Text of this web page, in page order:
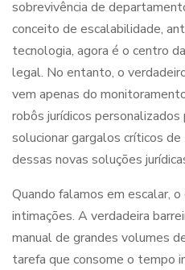
sobrevivência de
conceito de escalabilidade,
tecnologia, agora é o centro
legal. No entanto, o
vem apenas do
robôs jurídicos personalizados
solucionar gargalos críticos de
dessas novas soluções
Quando falamos em escalar,
intimações. A verdadeira
manual de grandes volumes
tarefa que consome o tempo